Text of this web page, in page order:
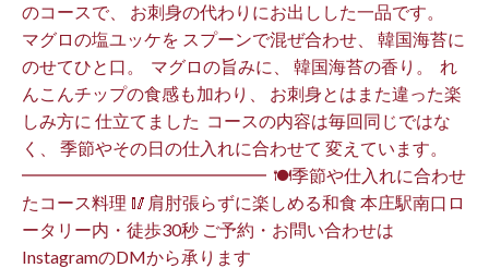
のコースで、 お刺身の代わりにお出しした一品です。 ⁡
マグロの塩ユッケを スプーンで混ぜ合わせ、 韓国海苔に
のせてひと口。 ⁡ マグロの旨みに、 韓国海苔の香り。 ⁡ れ
んこんチップの食感も加わり、 お刺身とはまた違った楽
しみ方に 仕立てました️ ⁡ コースの内容は毎回同じではな
く、 季節やその日の仕入れに合わせて 変えています。 ⁡
━━━━━━━━━━━━━━ ⁡ 🍽季節や仕入れに合わせ
たコース料理 🥢肩肘張らずに楽しめる和食 本庄駅南口ロ
ータリー内・徒歩30秒 ご予約・お問い合わせは
InstagramのDMから承ります ⁡